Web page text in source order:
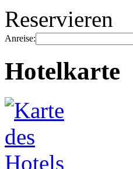
Reservieren
Anreise:
Hotelkarte